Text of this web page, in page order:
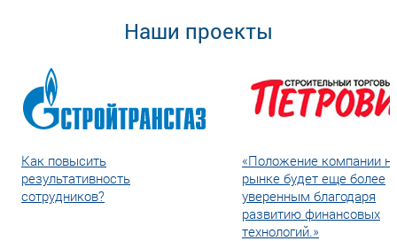
Наши проекты
Как повысить
результативность
сотрудников?
«Положение компании
рынке будет еще более
уверенным благодаря
развитию финансовых
технологий.»